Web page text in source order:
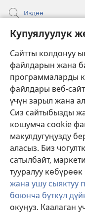
Купуялуулук
Сайтты колдонуу
файлдарын жана
программаларды
файлдары веб-
үчүн зарыл жана
Сиз сайтыбызды
кошумча cookie
макулдугуңузду
аласыз. Биз
сатылбайт,
тууралуу
жана ушу сыяктуу
боюнча бүткүл
окуңуз. Каалаган
Издөө
Бийлик өкүлдөрү
Тартуулар
(жаңы
терезе
ачат)
ОНЛАЙН
(жаңы
терезе
ачат) JW Hub
(жаңы
терезе
ачат) JW Library
Watchtower Library